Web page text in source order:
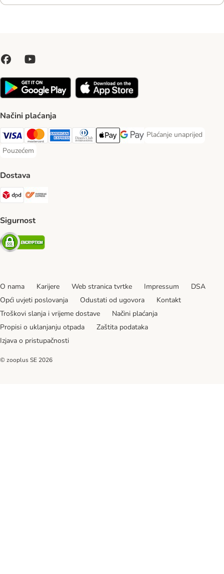
Načini plaćanja
Visa Payment Method
MasterCard Payment Method
American Express Payment Method
Diners Club Payment Method
Payment MethodGoogle pay Payment Method
Plaćanje unaprijed
Plaćanje unaprijed
Pouzećem
Pouzećem Payment Method
Dostava
DPD Shipping Method
Sigurnost
Security
O nama Karijere Web stranica tvrtke Impressum
DSA
Opći uvjeti poslovanja
Odustati od ugovora
Kontakt
Troškovi slanja i vrijeme dostave
Načini plaćanja
Propisi o uklanjanju otpada
Zaštita podataka
Izjava o pristupačnosti
© zooplus SE 2026